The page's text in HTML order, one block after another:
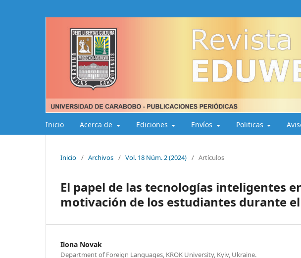
Inicio Acerca de Ediciones Envíos Politicas
Inicio / Archivos / Vol. 18 Núm. 2 (2024) / Artículos
El papel de las tecnologías inteligentes
motivación de los estudiantes durante
Ilona Novak
Department of Foreign Languages, KROK University, Kyiv, Ukraine.